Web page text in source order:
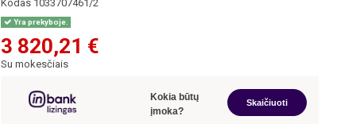
Kodas 1033707461/2
Yra prekyboje.
3 820,21 €
Su mokesčiais
Kokia būtų
įmoka?
Skaičiuoti